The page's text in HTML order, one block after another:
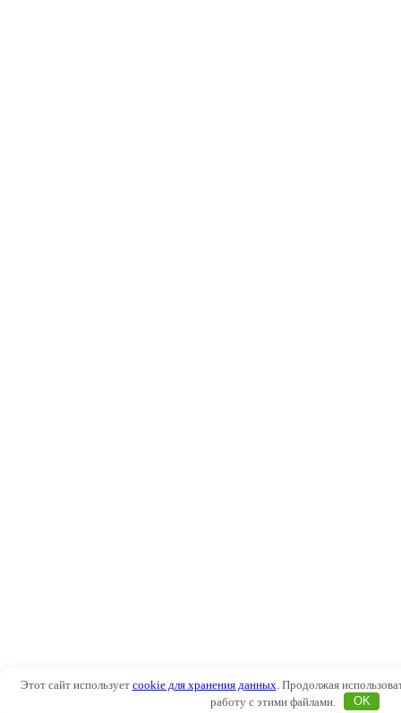
Этот сайт использует cookie для хранения данных . Продолжая
работу с этими файлами.
OK